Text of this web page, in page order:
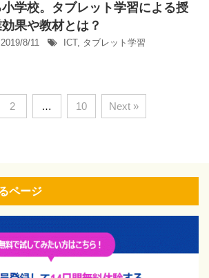
小学校。タブレット学習による授
果や教材とは？
2019/8/11 ICT, タブレット学習
2 … 10 Next »
ページ